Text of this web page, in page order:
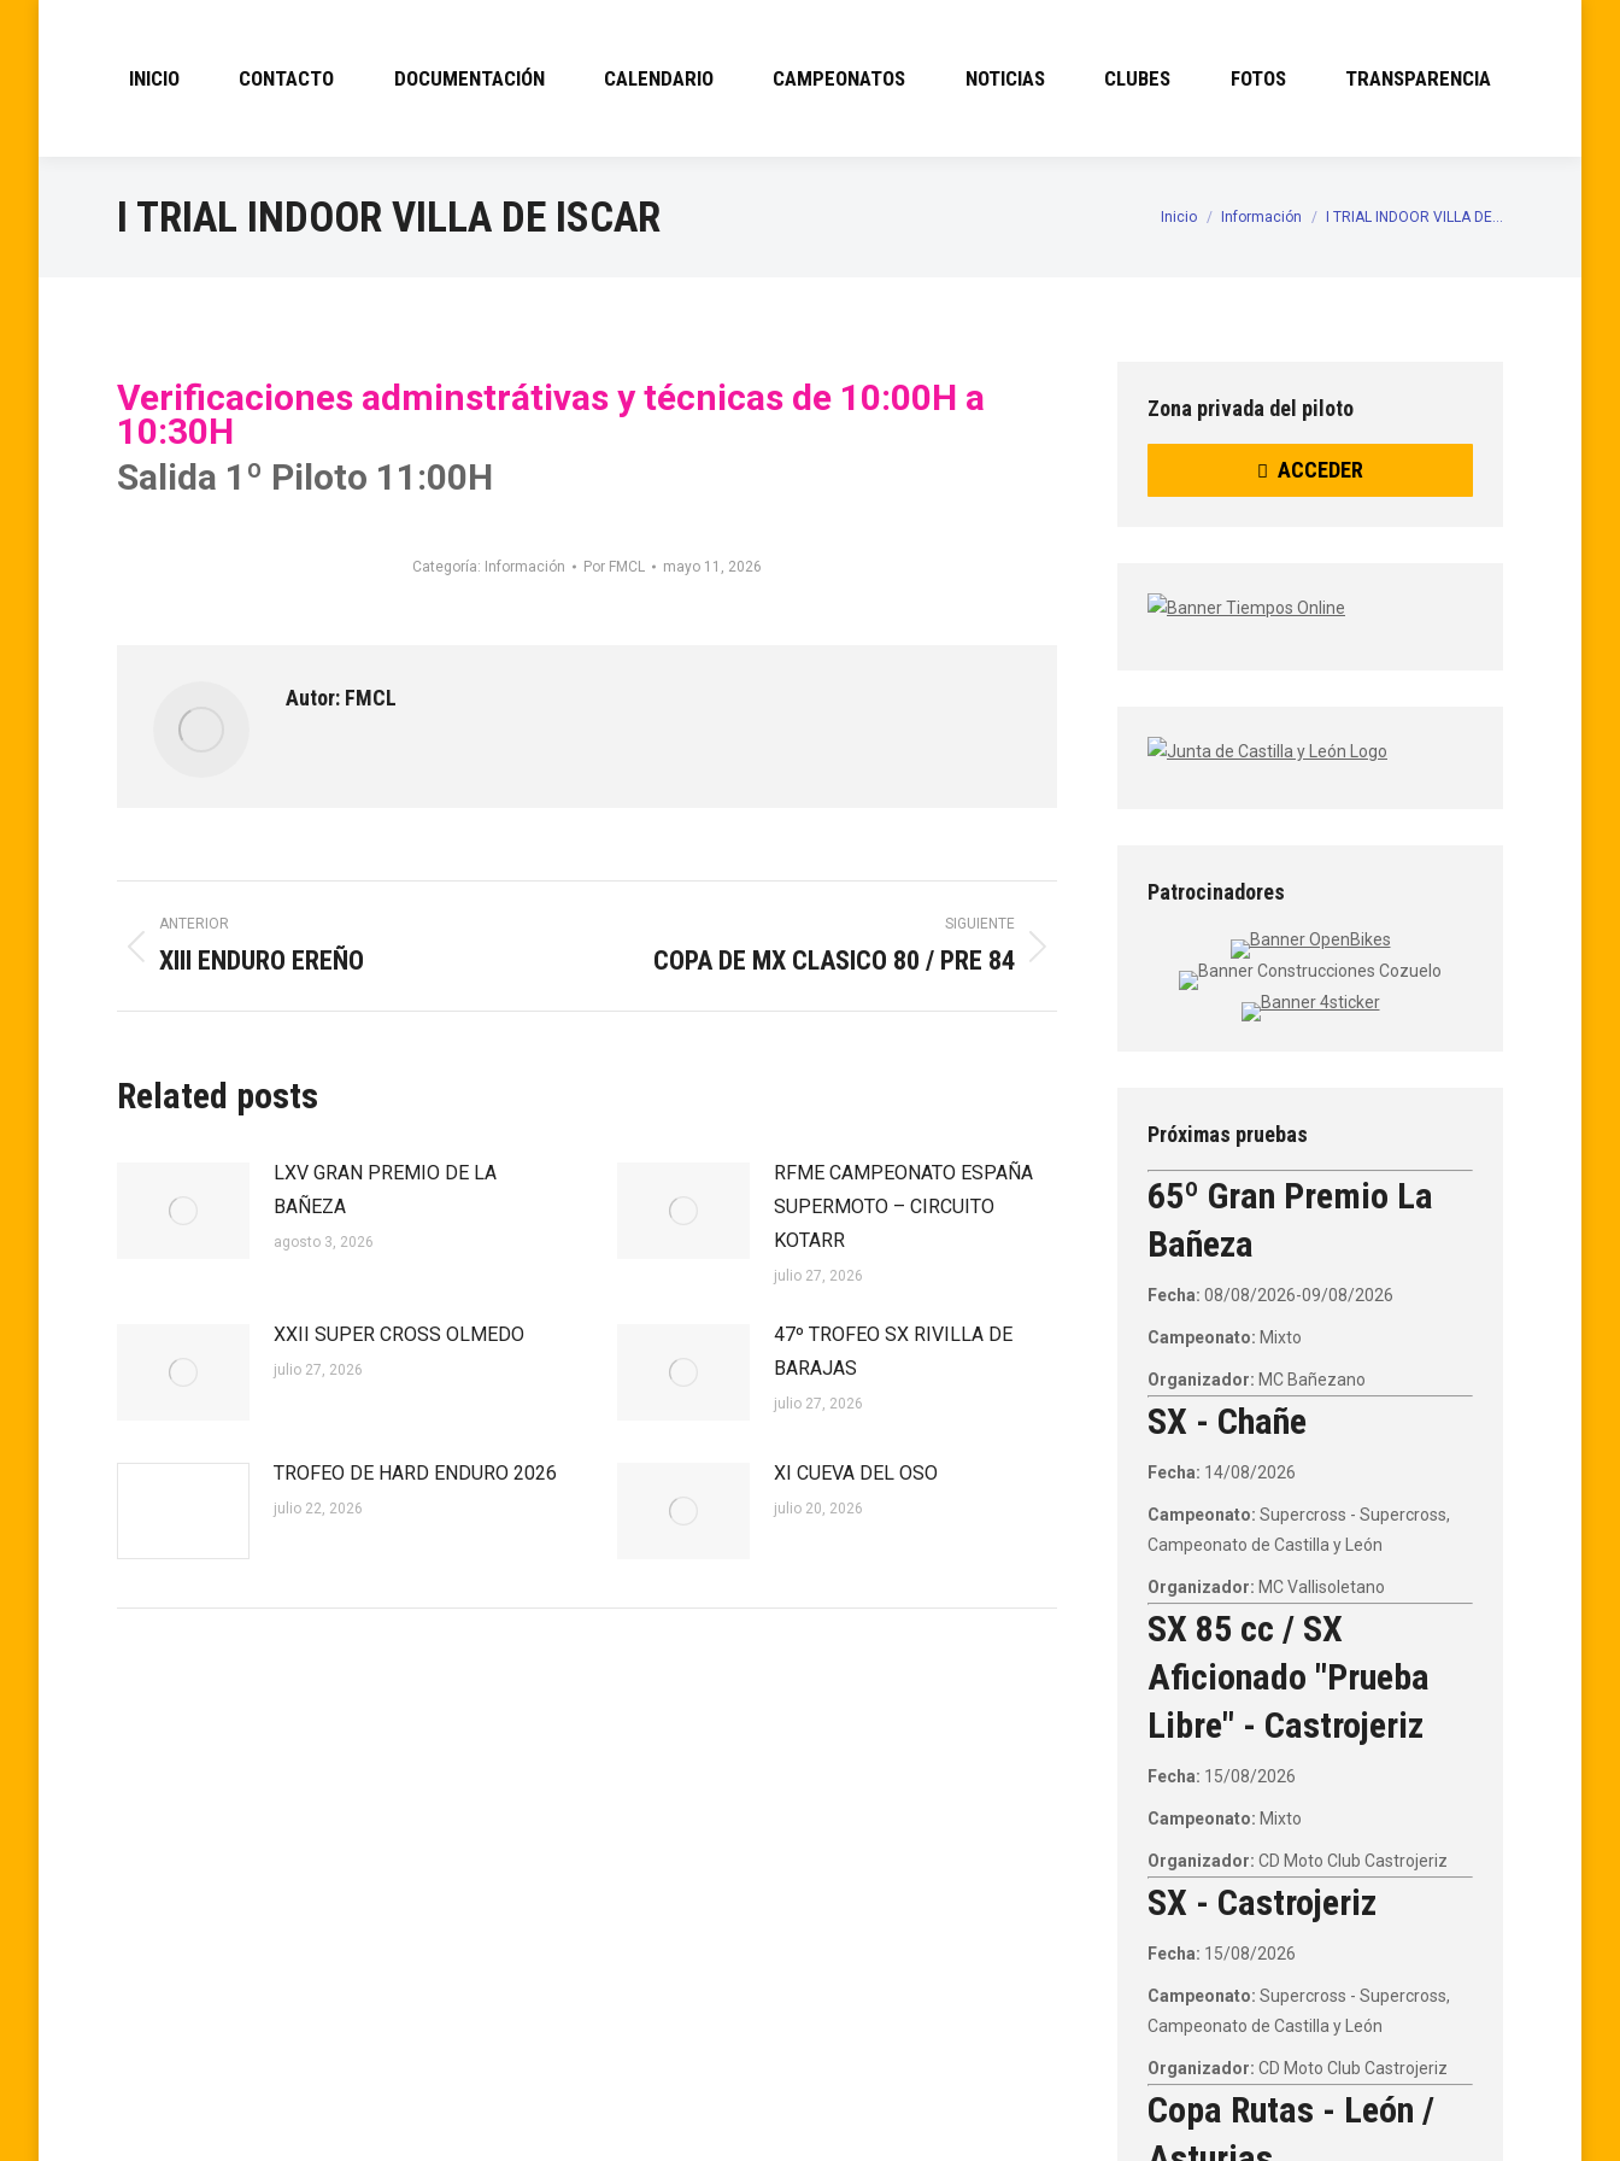
INICIO CONTACTO DOCUMENTACIÓN CALENDARIO CAMPEONATOS NOTICIAS CLUBES FOTOS TRANSPARENCIA
I TRIAL INDOOR VILLA DE ISCAR Estás aquí:
Inicio Información I TRIAL INDOOR VILLA DE…
Verificaciones adminstrátivas y técnicas de 10:00H a
10:30H
Salida 1º Piloto 11:00H
Categoría: Información Por FMCL mayo 11, 2026
Autor: FMCL
Navegación
entre
ANTERIOR
Publicación
XIII ENDURO EREÑO
SIGUIENTE
Publicación
COPA DE MX CLASICO 80 / PRE 84
Related posts
LXV GRAN PREMIO DE LA
BAÑEZA
agosto 3, 2026
RFME CAMPEONATO ESPAÑA
SUPERMOTO – CIRCUITO
KOTARR
julio 27, 2026
XXII SUPER CROSS OLMEDO
julio 27, 2026
47º TROFEO SX RIVILLA DE
BARAJAS
julio 27, 2026
TROFEO DE HARD ENDURO 2026
julio 22, 2026
XI CUEVA DEL OSO
julio 20, 2026
Zona privada del piloto
ACCEDER
Patrocinadores
Próximas pruebas
65º Gran Premio La
Bañeza
Fecha: 08/08/2026-09/08/2026
Campeonato: Mixto
Organizador: MC Bañezano
SX - Chañe
Fecha: 14/08/2026
Campeonato: Supercross - Supercross,
Campeonato de Castilla y León
Organizador: MC Vallisoletano
SX 85 cc / SX
Aficionado "Prueba
Libre" - Castrojeriz
Fecha: 15/08/2026
Campeonato: Mixto
Organizador: CD Moto Club Castrojeriz
SX - Castrojeriz
Fecha: 15/08/2026
Campeonato: Supercross - Supercross,
Campeonato de Castilla y León
Organizador: CD Moto Club Castrojeriz
Copa Rutas - León /